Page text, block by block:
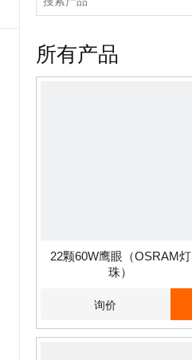
所有产品
22颗60W鹰眼（OSRAM灯
珠）
询价